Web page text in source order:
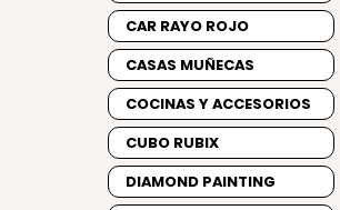
CAR RAYO ROJO
CASAS MUÑECAS
COCINAS Y ACCESORIOS
CUBO RUBIX
DIAMOND PAINTING